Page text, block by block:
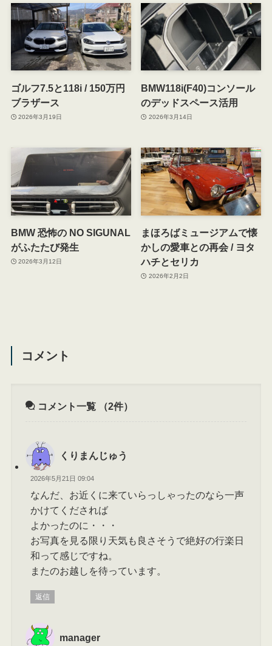
ゴルフ7.5と118i / 150万円
ブラザース
2026年3月19日
BMW118i(F40)コンソール
のデッドスペース活用
2026年3月14日
BMW 恐怖の NO SIGUNAL
がふたたび発生
2026年3月12日
まほろばミュージアムで懐
かしの愛車との再会 / ヨタ
ハチとセリカ
2026年2月2日
コメント
コメント一覧 （2件）
くりまんじゅう
2026年5月21日 09:04
なんだ、お近くに来ていらっしゃったのなら一声
かけてくだされば
よかったのに・・・
お写真を見る限り天気も良さそうで絶好の行楽日
和って感じですね。
またのお越しを待っています。
返信
manager